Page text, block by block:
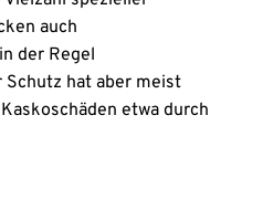
auch
der Regel
Schutz hat aber meist
etwa durch